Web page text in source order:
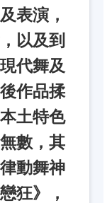
表演，
以及到
代舞及
作品揉
土特色
數，其
動舞神
狂》，